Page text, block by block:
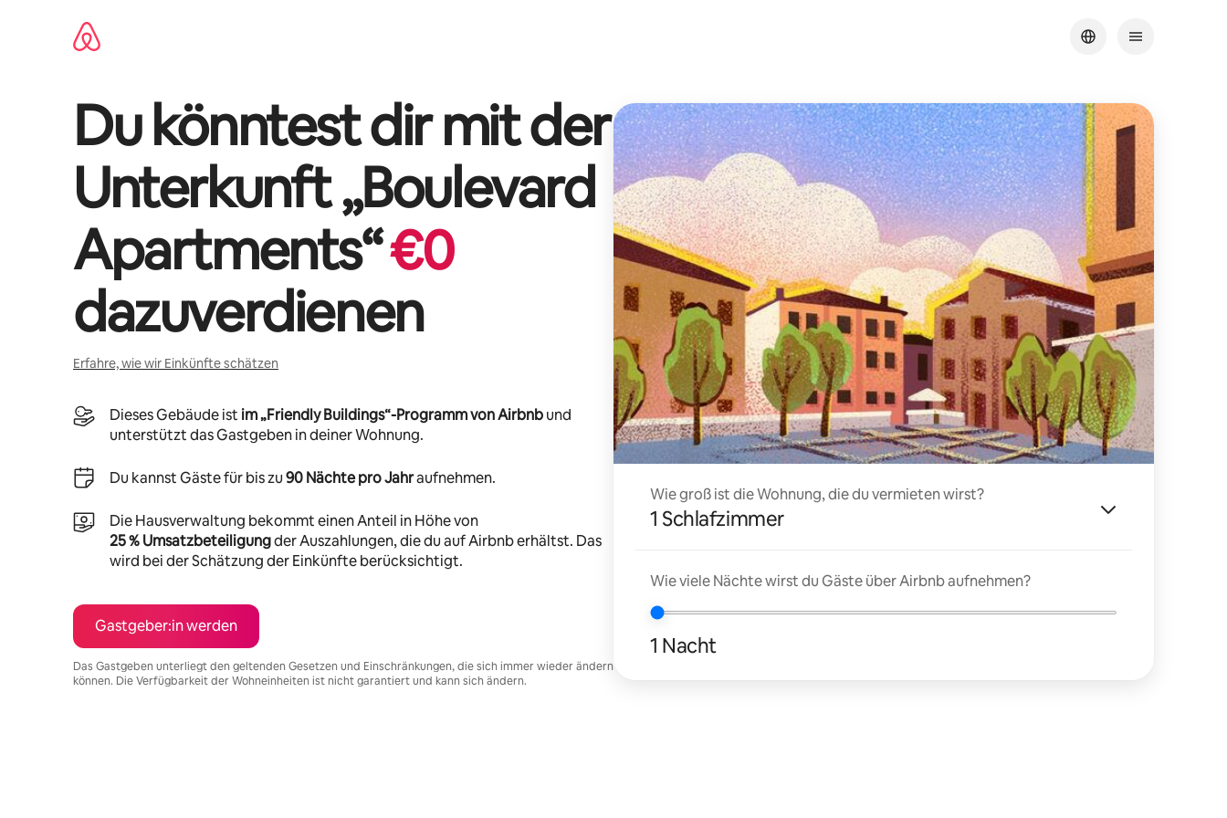
Du könntest dir mit der
Unterkunft „Boulevard
Apartments“€0
dazuverdienen
Erfahre, wie wir Einkünfte schätzen
Dieses Gebäude ist im „Friendly Buildings“-Programm von Airbnbund
unterstützt das Gastgeben in deiner Wohnung.
Du kannst Gäste für bis zu90 Nächte pro Jahraufnehmen.
Die Hausverwaltung bekommt einen Anteil in Höhe von
25 % Umsatzbeteiligungder Auszahlungen, die du auf Airbnb erhältst. Das
wird bei der Schätzung der Einkünfte berücksichtigt.
Gastgeber:in werden
Das Gastgeben unterliegt den geltenden Gesetzen und Einschränkungen, die sich immer wieder ändern
können. Die Verfügbarkeit der Wohneinheiten ist nicht garantiert und kann sich ändern.
Wie groß ist die Wohnung, die du vermieten wirst?
1 Schlafzimmer
Wie viele Nächte wirst du Gäste über Airbnb aufnehmen?
1 Nacht